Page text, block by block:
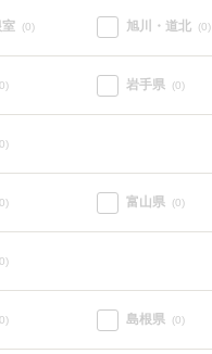
(0) 旭川・道北 (0)
岩手県 (0)
富山県 (0)
島根県 (0)